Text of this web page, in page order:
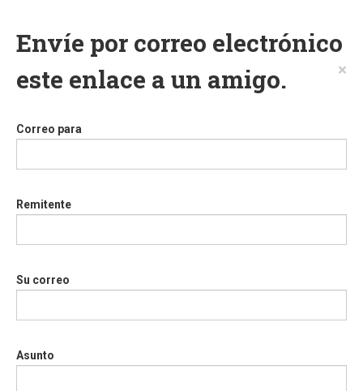
Envíe por correo electrónico
este enlace a un amigo.
×
Correo para
Remitente
Su correo
Asunto